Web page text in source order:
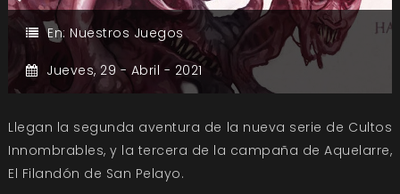
En: Nuestros Juegos
Jueves,29 - Abril - 2021
Llegan la segunda aventura de la nueva serie de Cultos
Innombrables, y la tercera de la campaña de Aquelarre,
El Filandón de San Pelayo.